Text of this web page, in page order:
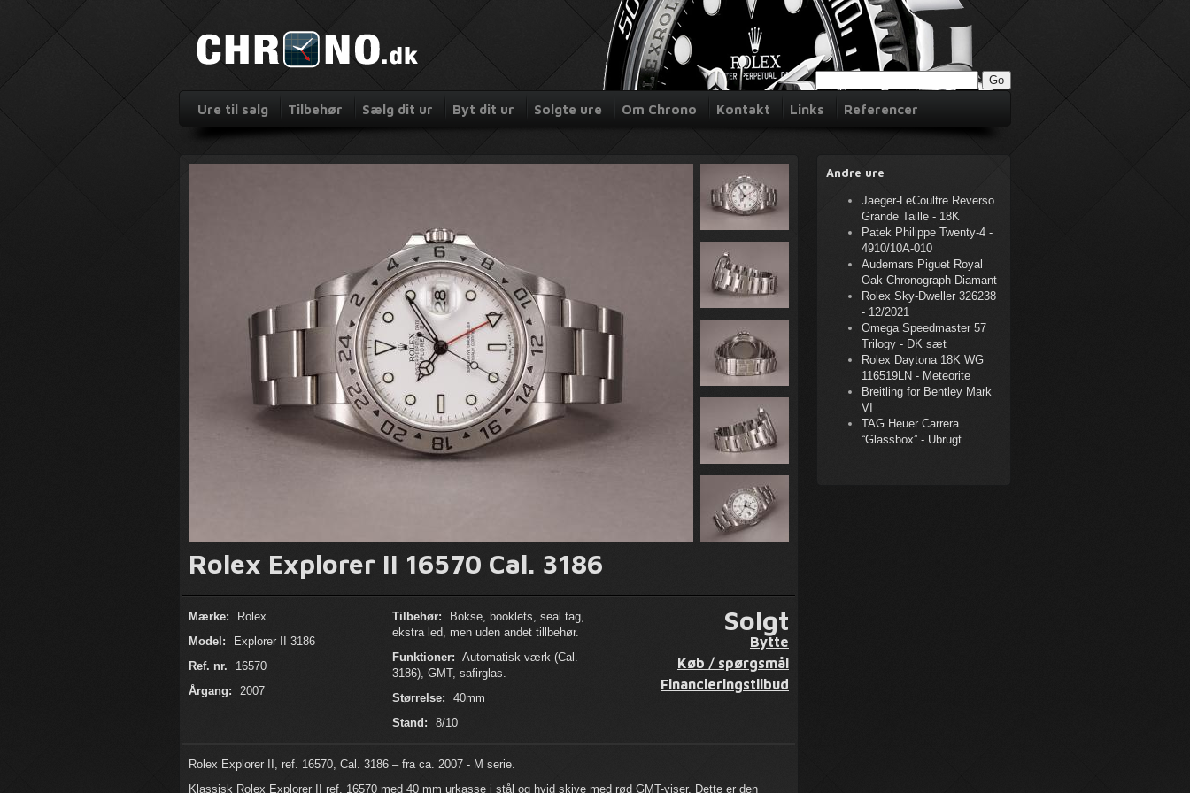
Ure til salg Tilbehør Sælg dit ur Byt dit ur Solgte ure Om Chrono Kontakt Links Referencer
Rolex Explorer II 16570 Cal. 3186
Mærke:
Rolex
Model:
Explorer II 3186
Ref. nr.
16570
Årgang:
2007
Tilbehør:
Bokse, booklets, seal tag,
ekstra led, men uden andet tillbehør.
Funktioner: Automatisk værk (Cal.
3186), GMT, safirglas.
Størrelse:
40mm
Stand:
8/10
Solgt
Bytte
Køb / spørgsmål
Financieringstilbud
Rolex Explorer II, ref. 16570, Cal. 3186 – fra ca. 2007 - M serie.
Klassisk Rolex Explorer II ref. 16570 med 40 mm urkasse i stål og hvid skive med rød GMT-viser. Dette er den
Andre ure
Jaeger-LeCoultre Reverso
Grande Taille - 18K
Patek Philippe Twenty-4 -
4910/10A-010
Audemars Piguet Royal
Oak Chronograph Diamant
Rolex Sky-Dweller 326238
- 12/2021
Omega Speedmaster 57
Trilogy - DK sæt
Rolex Daytona 18K WG
116519LN - Meteorite
Breitling for Bentley Mark
VI
TAG Heuer Carrera
“Glassbox” - Ubrugt